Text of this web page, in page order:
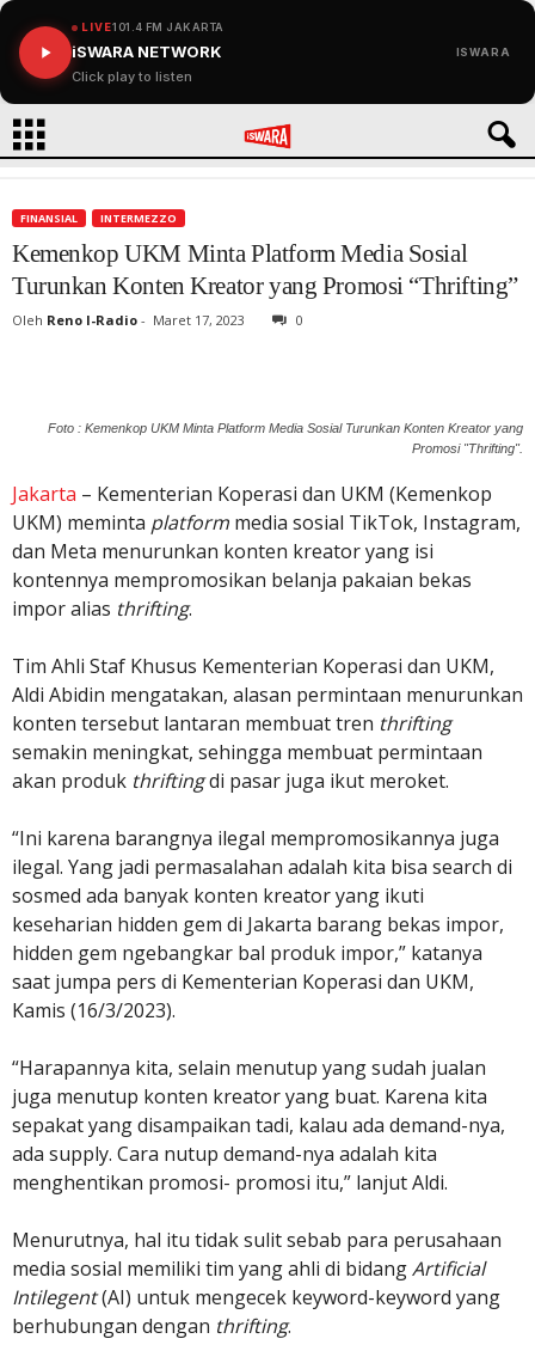
LIVE101.4 FM JAKARTA
iSWARA NETWORK
Click play to listen
ISWARA
FINANSIAL INTERMEZZO
Kemenkop UKM Minta Platform Media Sosial
Turunkan Konten Kreator yang Promosi “Thrifting”
Oleh Reno I-Radio - Maret 17, 2023 0
Foto : Kemenkop UKM Minta Platform Media Sosial Turunkan Konten Kreator yang
Promosi "Thrifting".
Jakarta – Kementerian Koperasi dan UKM (Kemenkop
UKM) meminta platform media sosial TikTok, Instagram,
dan Meta menurunkan konten kreator yang isi
kontennya mempromosikan belanja pakaian bekas
impor alias thrifting.
Tim Ahli Staf Khusus Kementerian Koperasi dan UKM,
Aldi Abidin mengatakan, alasan permintaan menurunkan
konten tersebut lantaran membuat tren thrifting
semakin meningkat, sehingga membuat permintaan
akan produk thriftingdi pasar juga ikut meroket.
“Ini karena barangnya ilegal mempromosikannya juga
ilegal. Yang jadi permasalahan adalah kita bisa search di
sosmed ada banyak konten kreator yang ikuti
keseharian hidden gem di Jakarta barang bekas impor,
hidden gem ngebangkar bal produk impor,” katanya
saat jumpa pers di Kementerian Koperasi dan UKM,
Kamis (16/3/2023).
“Harapannya kita, selain menutup yang sudah jualan
juga menutup konten kreator yang buat. Karena kita
sepakat yang disampaikan tadi, kalau ada demand-nya,
ada supply. Cara nutup demand-nya adalah kita
menghentikan promosi- promosi itu,” lanjut Aldi.
Menurutnya, hal itu tidak sulit sebab para perusahaan
media sosial memiliki tim yang ahli di bidangArtificial
Intilegent(AI) untuk mengecek keyword-keyword yang
berhubungan dengan thrifting.